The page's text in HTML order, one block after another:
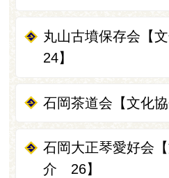
丸山古墳保存会【
24】
石岡茶道会【文化
石岡大正琴愛好会
介 26】